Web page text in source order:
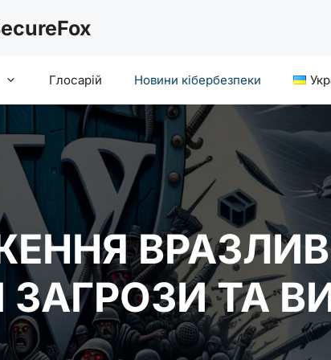
Глосарій Новини кібербезпеки
ЗАГРОЗИ ТА